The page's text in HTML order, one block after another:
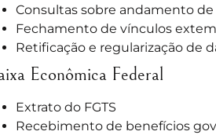
Consultas sobre andamento de
Fechamento de vínculos
Retificação e regularização de
Econômica Federal
Extrato do FGTS
Recebimento de benefícios